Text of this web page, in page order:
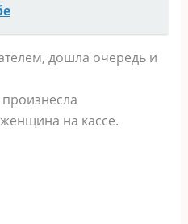
дошла очередь и
на кассе.